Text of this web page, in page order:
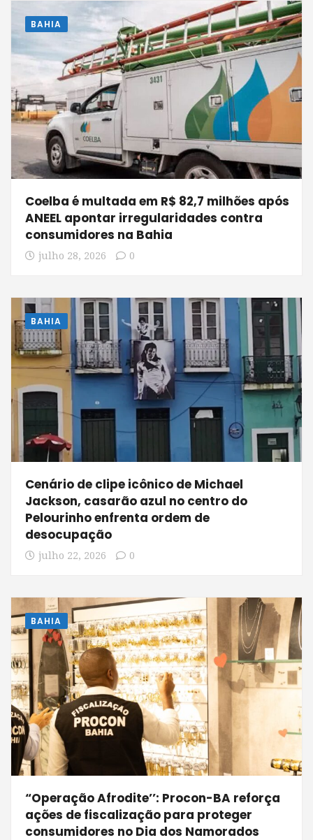
BAHIA
Coelba é multada em R$ 82,7 milhões após
ANEEL apontar irregularidades contra
consumidores na Bahia
julho 28, 2026 0
BAHIA
Cenário de clipe icônico de Michael
Jackson, casarão azul no centro do
Pelourinho enfrenta ordem de
desocupação
julho 22, 2026 0
BAHIA
“Operação Afrodite’’: Procon-BA reforça
ações de fiscalização para proteger
consumidores no Dia dos Namorados